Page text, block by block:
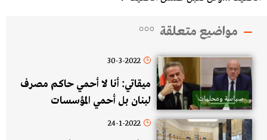
مواضيع متعلقة
سياسة ومحليات
30-3-2022
ميقاتي: أنا لا أحمي حاكم مصرف
لبنان بل أحمي المؤسسات
24-1-2022